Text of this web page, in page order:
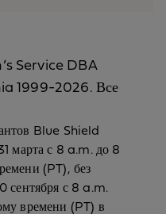
Service DBA
1999-2026. Все
Blue Shield
марта с 8 a.m. до 8
(PT), без
сентября с 8 a.m.
времени (PT) в